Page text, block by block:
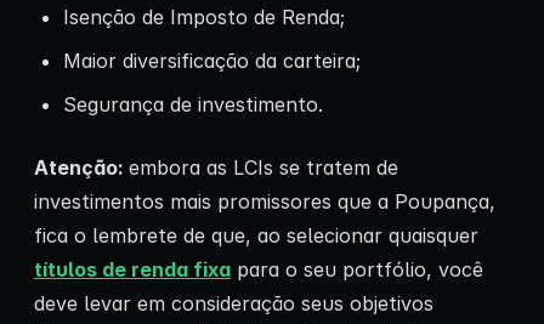
Isenção de Imposto de Renda;
Maior diversificação da carteira;
Segurança de investimento.
Atenção: embora as LCIs se tratem de
investimentos mais promissores que a Poupança,
fica o lembrete de que, ao selecionar quaisquer
títulos de renda fixa para o seu portfólio, você
deve levar em consideração seus objetivos